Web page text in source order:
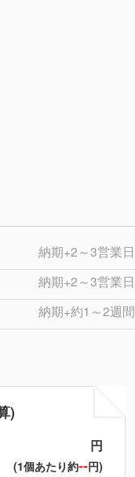
納期+2～3営業日
納期+2～3営業日
納期+約1～2週間
)
円
(1個あたり約--円)